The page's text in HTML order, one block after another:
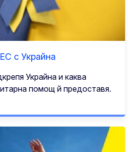
с Украйна
Украйна и каква
помощ й предоставя.